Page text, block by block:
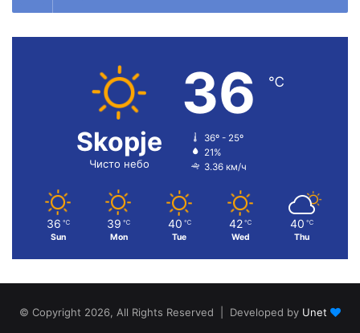
Skopje
Чисто небо
36 ℃
36º - 25º
21%
3.36 км/ч
36 ℃
Sun
39 ℃
Mon
40 ℃
Tue
42 ℃
Wed
40 ℃
Thu
© Copyright 2026, All Rights Reserved | Developed by Unet